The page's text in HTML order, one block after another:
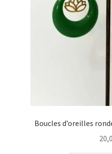
Boucles d’oreilles